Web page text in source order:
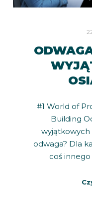
#1 World of
Building
wyjątkowych
odwaga? Dla
coś